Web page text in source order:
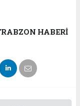
HABERİ